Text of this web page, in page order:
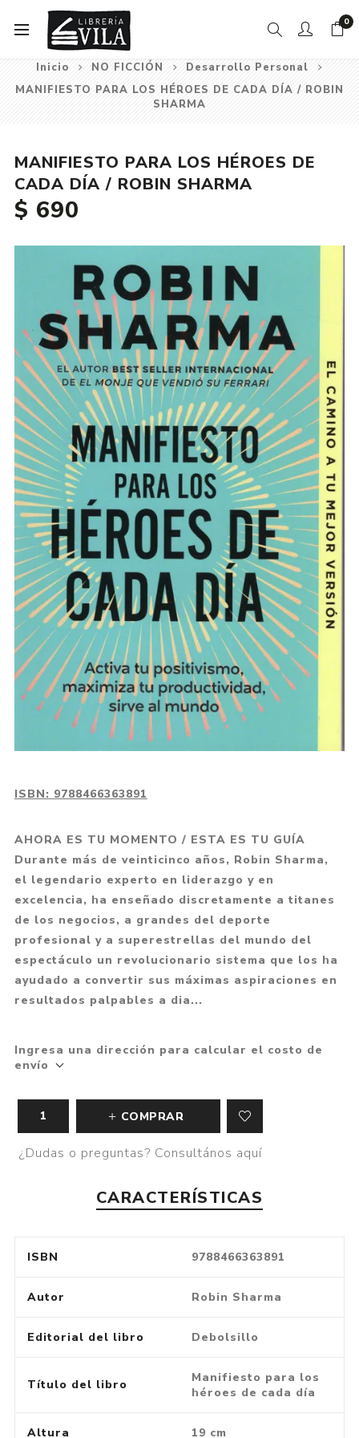
0
Inicio NO FICCIÓN
Desarrollo Personal
MANIFIESTO PARA LOS HÉROES DE CADA DÍA / ROBIN
SHARMA
MANIFIESTO PARA LOS HÉROES DE
CADA DÍA / ROBIN SHARMA
$ 690
ISBN: 9788466363891
AHORA ES TU MOMENTO / ESTA ES TU GUÍA
Durante más de veinticinco años, Robin Sharma,
el legendario experto en liderazgo y en
excelencia, ha enseñado discretamente a titanes
de los negocios, a grandes del deporte
profesional y a superestrellas del mundo del
espectáculo un revolucionario sistema que los ha
ayudado a convertir sus máximas aspiraciones en
resultados palpables a dia...
Ingresa una dirección para calcular el costo de
envío
COMPRAR
¿Dudas o preguntas? Consultános aquí
CARACTERÍSTICAS
ISBN 9788466363891
Autor Robin Sharma
Editorial del libro Debolsillo
Título del libro
Manifiesto para los
héroes de cada día
Altura 19 cm